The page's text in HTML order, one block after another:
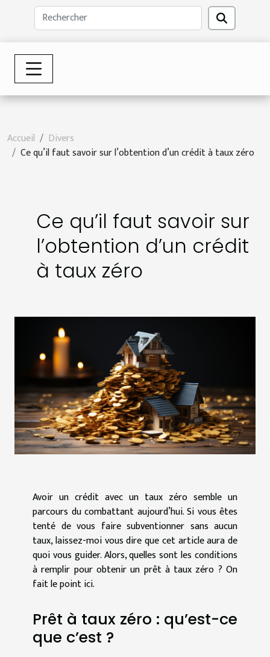
Accueil
Divers
Ce qu’il faut savoir sur l’obtention d’un crédit à taux zéro
Ce qu’il faut savoir sur
l’obtention d’un crédit
à taux zéro
Avoir un crédit avec un taux zéro semble un
parcours du combattant aujourd’hui. Si vous êtes
tenté de vous faire subventionner sans aucun
taux, laissez-moi vous dire que cet article aura de
quoi vous guider. Alors, quelles sont les conditions
à remplir pour obtenir un prêt à taux zéro ? On
fait le point ici.
Prêt à taux zéro : qu’est-ce
que c’est ?